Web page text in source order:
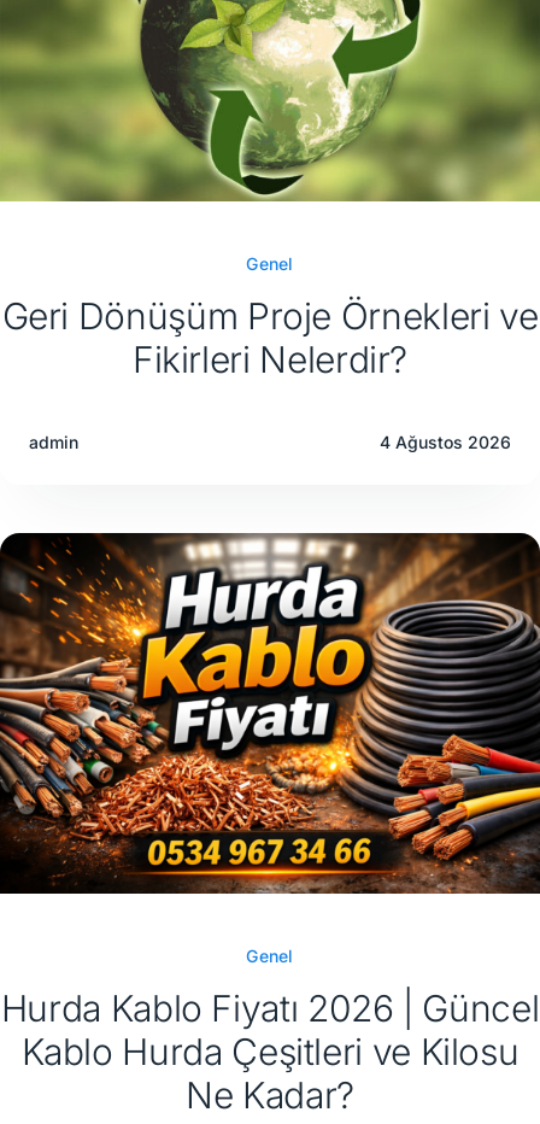
Genel
Geri Dönüşüm Proje Örnekleri ve
Fikirleri Nelerdir?
admin 4 Ağustos 2026
Genel
Hurda Kablo Fiyatı 2026 | Güncel
Kablo Hurda Çeşitleri ve Kilosu
Ne Kadar?